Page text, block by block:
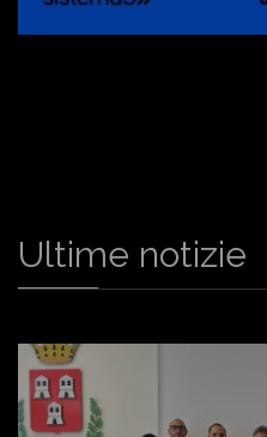
Ultime notizie